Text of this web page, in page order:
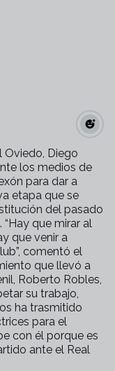
Oviedo, Diego
los medios de
para dar a
etapa que se
del pasado
que mirar al
que venir a
comentó el
que llevó a
Roberto Robles,
su trabajo,
ha trasmitido
para el
con él porque es
ante el Real